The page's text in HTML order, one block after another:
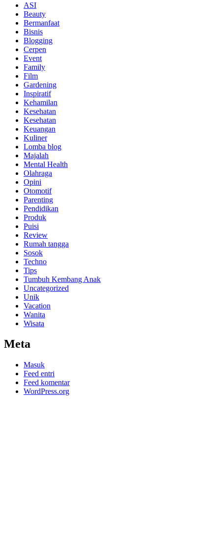
ASI
Beauty
Bermanfaat
Bisnis
Blogging
Cerpen
Event
Family
Film
Gardening
Inspiratif
Kehamilan
Kesehatan
Kesehatan
Keuangan
Kuliner
Lomba blog
Majalah
Mental Health
Olahraga
Opini
Otomotif
Parenting
Pendidikan
Produk
Puisi
Review
Rumah tangga
Sosok
Techno
Tips
Tumbuh Kembang Anak
Uncategorized
Unik
Vacation
Wanita
Wisata
Meta
Masuk
Feed entri
Feed komentar
WordPress.org